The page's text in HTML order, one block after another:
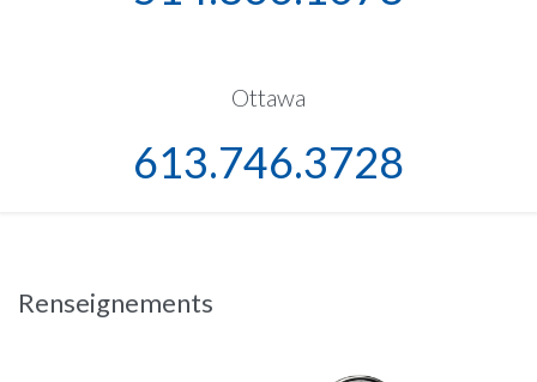
Ottawa
613.746.3728
Renseignements